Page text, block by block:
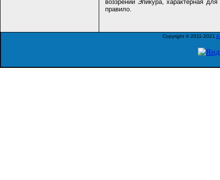
воззрений Эпикура, характерная
правило.
Copyright © 2011-2021